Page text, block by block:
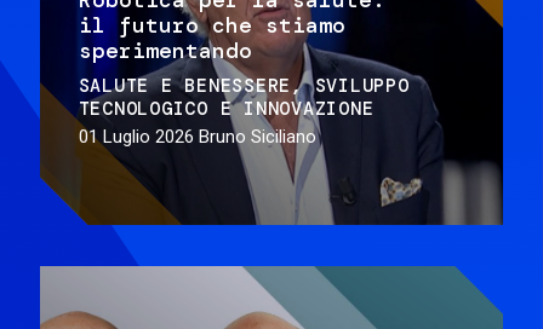
il futuro che stiamo
sperimentando
SALUTE E BENESSERE
SVILUPPO
TECNOLOGICO E INNOVAZIONE
01 Luglio 2026 Bruno Siciliano